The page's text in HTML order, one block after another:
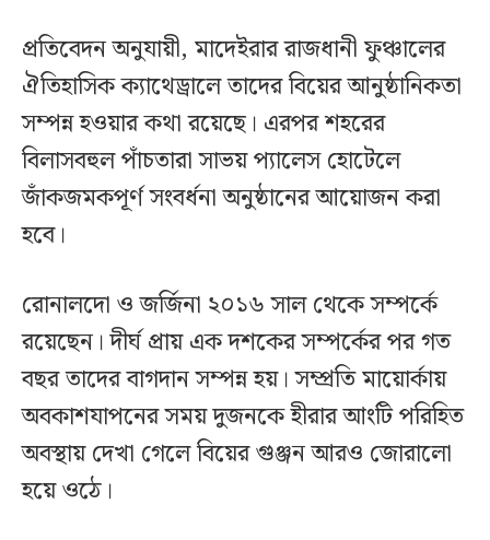
প্রতিবেদন অনুযায়ী, মাদেইরার রাজধানী ফুঞ্চালের
ঐতিহাসিক ক্যাথেড্রালে তাদের বিয়ের আনুষ্ঠানিকতা
সম্পন্ন হওয়ার কথা রয়েছে। এরপর শহরের
বিলাসবহুল পাঁচতারা সাভয় প্যালেস হোটেলে
জাঁকজমকপূর্ণ সংবর্ধনা অনুষ্ঠানের আয়োজন করা
হবে।
রোনালদো ও জর্জিনা ২০১৬ সাল থেকে সম্পর্কে
রয়েছেন। দীর্ঘ প্রায় এক দশকের সম্পর্কের পর গত
বছর তাদের বাগদান সম্পন্ন হয়। সম্প্রতি মায়োর্কায়
অবকাশযাপনের সময় দুজনকে হীরার আংটি পরিহিত
অবস্থায় দেখা গেলে বিয়ের গুঞ্জন আরও জোরালো
হয়ে ওঠে।